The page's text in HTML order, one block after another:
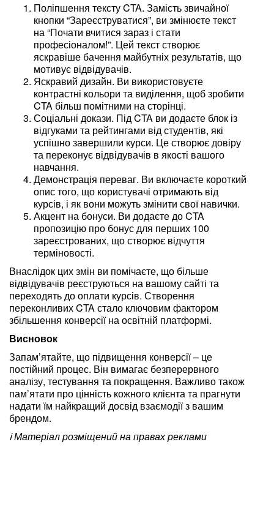
Поліпшення тексту CTA. Замість звичайної
кнопки “Зареєструватися”, ви змінюєте текст
на “Почати вчитися зараз і стати
професіоналом!”. Цей текст створює
яскравіше бачення майбутніх результатів, що
мотивує відвідувачів.
Яскравий дизайн. Ви використовуєте
контрастні кольори та виділення, щоб зробити
CTA більш помітними на сторінці.
Соціальні докази. Під CTA ви додаєте блок із
відгуками та рейтингами від студентів, які
успішно завершили курси. Це створює довіру
та переконує відвідувачів в якості вашого
навчання.
Демонстрація переваг. Ви включаєте короткий
опис того, що користувачі отримають від
курсів, і як вони можуть змінити свої навички.
Акцент на бонуси. Ви додаєте до CTA
пропозицію про бонус для перших 100
зареєстрованих, що створює відчуття
терміновості.
Внаслідок цих змін ви помічаєте, що більше
відвідувачів реєструються на вашому сайті та
переходять до оплати курсів. Створення
переконливих CTA стало ключовим фактором
збільшення конверсії на освітній платформі.
Висновок
Запам’ятайте, що підвищення конверсії – це
постійний процес. Він вимагає безперервного
аналізу, тестування та покращення. Важливо також
пам’ятати про цінність кожного клієнта та прагнути
надати їм найкращий досвід взаємодії з вашим
брендом.
ℹ️ Матеріал розміщений на правах реклами